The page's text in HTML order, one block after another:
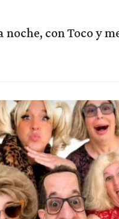
noche, con Toco y